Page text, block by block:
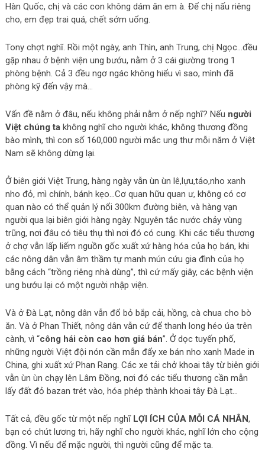
Hàn Quốc, chị và các con không dám ăn em à. Để chị nấu riêng
cho, em đẹp trai quá, chết sớm uổng.
Tony chợt nghĩ. Rồi một ngày, anh Thìn, anh Trung, chị Ngọc…đều
gặp nhau ở bệnh viện ung bướu, nằm ở 3 cái giường trong 1
phòng bệnh. Cả 3 đều ngơ ngác không hiểu vì sao, mình đã
phòng kỹ đến vậy mà…
Vấn đề nằm ở đâu, nếu không phải nằm ở nếp nghĩ? Nếu người
Việt chúng takhông nghĩ cho người khác, không thương đồng
bào mình, thì con số 160,000 người mắc ung thư mỗi năm ở Việt
Nam sẽ không dừng lại.
Ở biên giới Việt Trung, hàng ngày vẫn ùn ùn lê,lựu,táo,nho xanh
nho đỏ, mì chính, bánh kẹo…Cơ quan hữu quan ư, không có cơ
quan nào có thể quản lý nổi 300km đường biên, và hàng vạn
người qua lại biên giới hàng ngày. Nguyên tắc nước chảy vùng
trũng, nơi đâu có tiêu thụ thì nơi đó có cung. Khi các tiểu thương
ở chợ vẫn lấp liếm nguồn gốc xuất xứ hàng hóa của họ bán, khi
các nông dân vẫn âm thầm tự manh mún cứu gia đình của họ
bằng cách “trồng riêng nhà dùng”, thì cứ mấy giây, các bệnh viện
ung bướu lại có một người nhập viện.
Và ở Đà Lạt, nông dân vẫn đổ bỏ bắp cải, hồng, cà chua cho bò
ăn. Và ở Phan Thiết, nông dân vẫn cứ để thanh long héo úa trên
cành, vì “công hái còn cao hơn giá bán”. Ở dọc tuyến phố,
những người Việt đội nón cần mẫn đẩy xe bán nho xanh Made in
China, ghi xuất xứ Phan Rang. Các xe tải chở khoai tây từ biên giới
vẫn ùn ùn chạy lên Lâm Đồng, nơi đó các tiểu thương cần mẫn
lấy đất đỏ bazan trét vào, hóa phép thành khoai tây Đà Lạt…
Tất cả, đều gốc từ một nếp nghĩ LỢI ÍCH CỦA MỖI CÁ NHÂN,
bạn có chút lương tri, hãy nghĩ cho người khác, nghĩ lớn cho cộng
đồng. Vì nếu để mặc người, thì người cũng để mặc ta.